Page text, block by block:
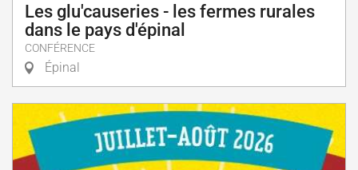
Les glu'causeries - les fermes rurales
dans le pays d'épinal
CONFÉRENCE
Épinal